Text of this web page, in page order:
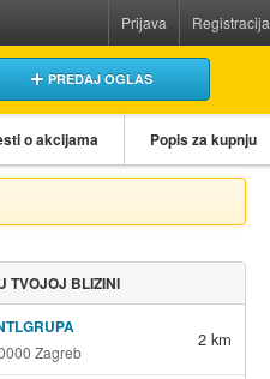
Prijava Registracija
PREDAJ OGLAS
o akcijama Popis za kupnju
TVOJOJ BLIZINI
Zagreb
2 km